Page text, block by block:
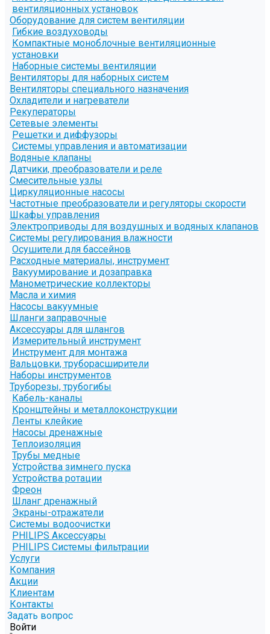
вентиляционных установок
Оборудование для систем вентиляции
Гибкие воздуховоды
Компактные моноблочные вентиляционные
установки
Наборные системы вентиляции
Вентиляторы для наборных систем
Вентиляторы специального назначения
Охладители и нагреватели
Рекуператоры
Сетевые элементы
Решетки и диффузоры
Системы управления и автоматизации
Водяные клапаны
Датчики, преобразователи и реле
Смесительные узлы
Циркуляционные насосы
Частотные преобразователи и регуляторы скорости
Шкафы управления
Электроприводы для воздушных и водяных клапанов
Системы регулирования влажности
Осушители для бассейнов
Расходные материалы, инструмент
Вакуумирование и дозаправка
Манометрические коллекторы
Масла и химия
Насосы вакуумные
Шланги заправочные
Аксессуары для шлангов
Измерительный инструмент
Инструмент для монтажа
Вальцовки, труборасширители
Наборы инструментов
Труборезы, трубогибы
Кабель-каналы
Кронштейны и металлоконструкции
Ленты клейкие
Насосы дренажные
Теплоизоляция
Трубы медные
Устройства зимнего пуска
Устройства ротации
Фреон
Шланг дренажный
Экраны-отражатели
Системы водоочистки
PHILIPS Аксессуары
PHILIPS Системы фильтрации
Услуги
Компания
Акции
Клиентам
Контакты
Задать вопрос
Войти